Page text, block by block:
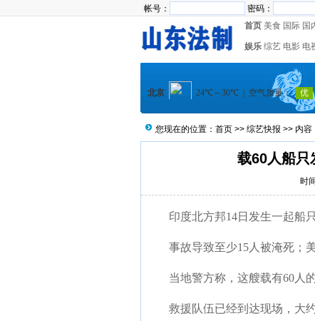
帐号： 密码：
首页 美食 国际 国
娱乐 综艺 电影 电
您现在的位置： 首页 >> 综艺快报 >> 内容
载60人船只
时
印度北方邦14日发生一起船
事故导致至少15人被淹死；
当地警方称，这艘载有60人
救援队伍已经到达现场，大约